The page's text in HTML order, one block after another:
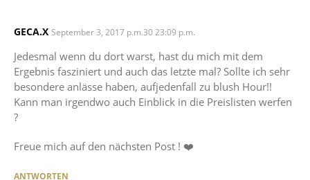
GECA.X SAYS:
September 3, 2017 p.m.30 23:09 p.m.
Jedesmal wenn du dort warst, hast du mich mit dem
Ergebnis fasziniert und auch das letzte mal? Sollte ich sehr
besondere anlässe haben, aufjedenfall zu blush Hour!!
Kann man irgendwo auch Einblick in die Preislisten werfen
?
Freue mich auf den nächsten Post ! ❤️
ANTWORTEN